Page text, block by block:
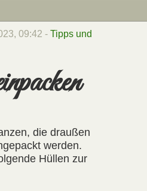
09:42 - Tipps und
die draußen
werden.
Hüllen zur